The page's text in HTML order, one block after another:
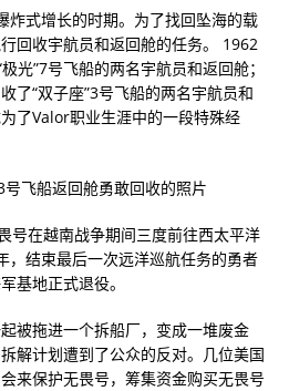
炸式增长的时期。为了找回坠海的载
回收宇航员和返回舱的任务。 1962
光”7号飞船的两名宇航员和返回舱；
了“双子座”3号飞船的两名宇航员和
了Valor职业生涯中的一段特殊经
飞船返回舱勇敢回收的照片
号在越南战争期间三度前往西太平洋
，结束最后一次远洋巡航任务的勇者
基地正式退役。
被拖进一个拆船厂，变成一堆废金
解计划遭到了公众的反对。几位美国
来保护无畏号，筹集资金购买无畏号